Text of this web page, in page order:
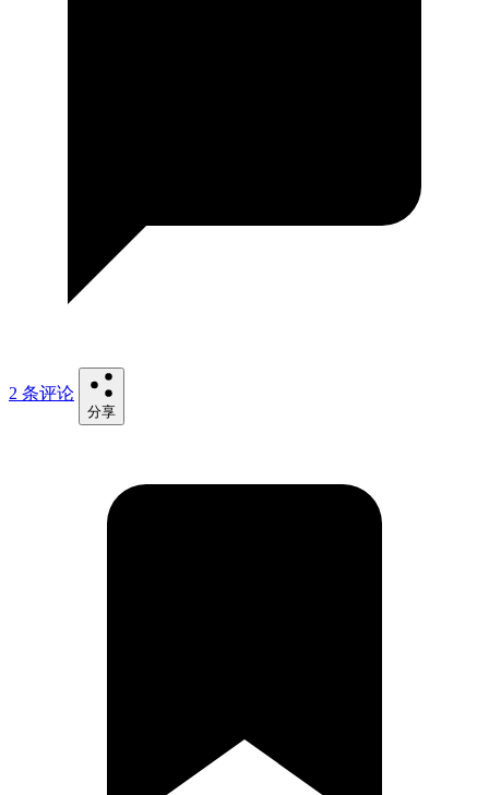
2 条评论
分享